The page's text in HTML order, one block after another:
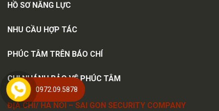
HỒ SƠ NĂNG LỰC
NHU CẦU HỢP TÁC
PHÚC TÂM TRÊN BÁO CHÍ
CHI NHÁNH BẢO VỆ PHÚC TÂM
ĐỊA CHỈ/ HA NOI – SAI GON SECURITY COMPANY
0972.09.5878